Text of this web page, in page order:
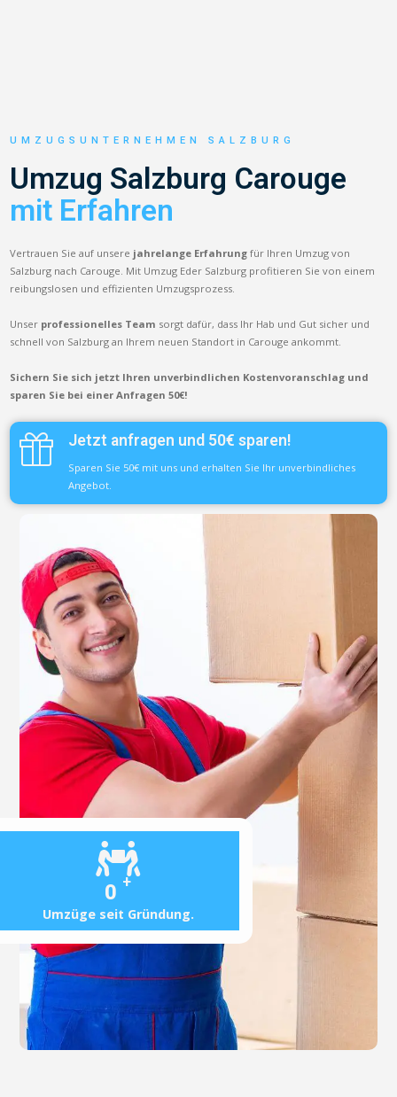
0 +
Umzüge seit Gründung.
UMZUGSUNTERNEHMEN SALZBURG
Umzug Salzburg Carouge
mit Erfahren
Vertrauen Sie auf unsere jahrelange Erfahrung für Ihren Umzug von
Salzburg nach Carouge. Mit Umzug Eder Salzburg profitieren Sie von einem
reibungslosen und effizienten Umzugsprozess.
Unser professionelles Team sorgt dafür, dass Ihr Hab und Gut sicher und
schnell von Salzburg an Ihrem neuen Standort in Carouge ankommt.
Sichern Sie sich jetzt Ihren unverbindlichen Kostenvoranschlag und
sparen Sie bei einer Anfragen 50€!
Jetzt anfragen und 50€ sparen!
Sparen Sie 50€ mit uns und erhalten Sie Ihr unverbindliches
Angebot.